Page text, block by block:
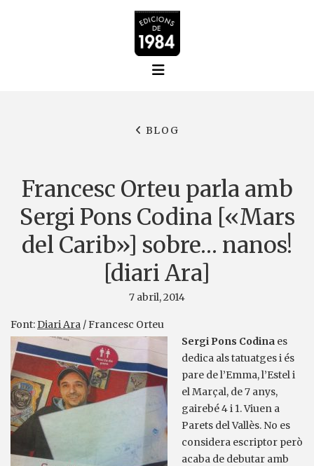
BLOG
Francesc Orteu parla amb
Sergi Pons Codina [«Mars
del Carib»] sobre… nanos!
[diari Ara]
7 abril, 2014
Font:Diari Ara / Francesc Orteu
Sergi Pons Codina es
dedica als tatuatges i és
pare de l’Emma, l’Estel i
el Marçal, de 7 anys,
gairebé 4 i 1. Viuen a
Parets del Vallès. No es
considera escriptor però
acaba de debutar amb